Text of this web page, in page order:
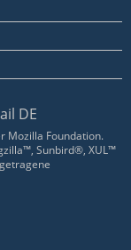
DE
Mozilla Foundation.
Sunbird®, XUL™